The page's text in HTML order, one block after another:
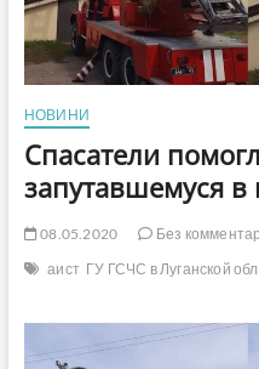
НОВИНИ
Спасатели
запутавшемуся в
08.05.2020
Без
аист ГУ ГСЧС в Луганской